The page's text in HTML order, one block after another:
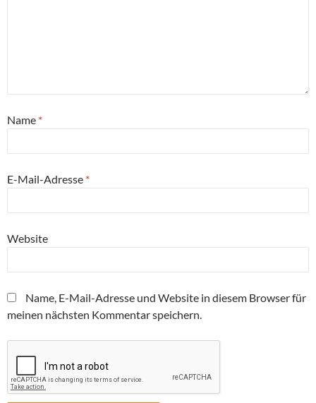
Name *
E-Mail-Adresse *
Website
Name, E-Mail-Adresse und Website in diesem Browser für
meinen nächsten Kommentar speichern.